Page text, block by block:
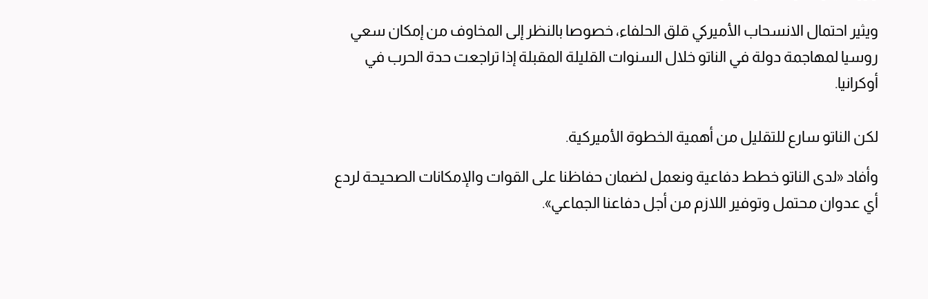
ويثير احتمال الانسحاب الأميركي قلق الحلفاء، خصوصا بالنظر إلى المخاوف من إمكان سعي
روسيا لمهاجمة دولة في الناتو خلال السنوات القليلة المقبلة إذا تراجعت حدة الحرب في
أوكرانيا.
لكن الناتو سارع للتقليل من أهمية الخطوة الأميركية.
وأفاد «لدى الناتو خطط دفاعية ونعمل لضمان حفاظنا على القوات والإمكانات الصحيحة لردع
أي عدوان محتمل وتوفير اللازم من أجل دفاعنا الجماعي».